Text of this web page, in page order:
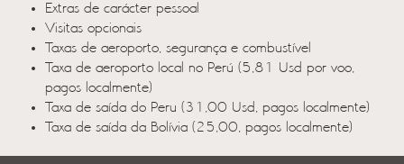
Extras de carácter pessoal
Visitas opcionais
Taxas de aeroporto, segurança e combustível
Taxa de aeroporto local no Perú (5,81 Usd por voo,
pagos localmente)
Taxa de saída do Peru (31,00 Usd, pagos localmente)
Taxa de saída da Bolívia (25,00, pagos localmente)